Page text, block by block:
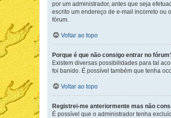
por um administrador, antes que seja
escrito um endereço de e-mail incorreto ou
fórum.
Voltar ao topo
Porque é que não consigo entrar no
Existem diversas possibilidades para tal
foi banido. É possível também que tenha
Voltar ao topo
Registrei-me anteriormente mas não
É possível que o administrador tenha